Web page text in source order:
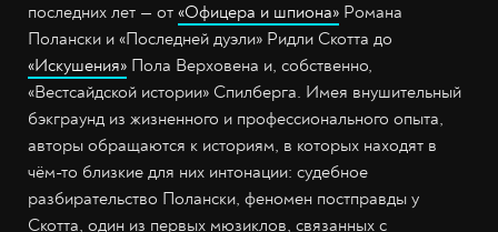
последних лет — от «Офицера и шпиона» Романа
Полански и «Последней дуэли» Ридли Скотта до
«Искушения» Пола Верховена и, собственно,
«Вестсайдской истории» Спилберга. Имея внушительный
бэкграунд из жизненного и профессионального опыта,
авторы обращаются к историям, в которых находят в
чём-то близкие для них интонации: судебное
разбирательство Полански, феномен постправды у
Скотта, один из первых мюзиклов, связанных с